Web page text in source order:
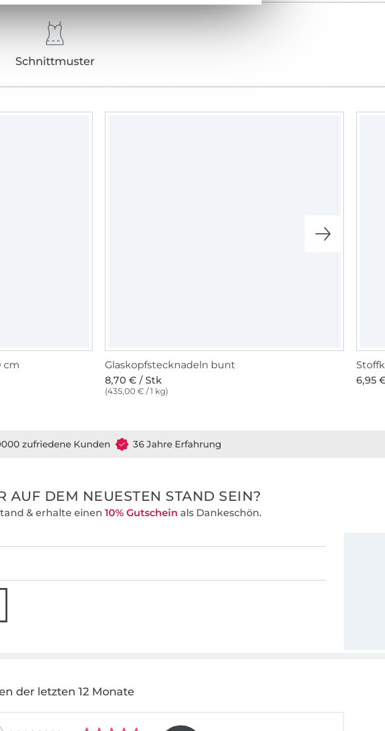
Schnittmuster
cm
Glaskopfstecknadeln bunt
8,70 € / Stk
(435,00 € / 1 kg)
6,95
zufriedene Kunden 36 Jahre Erfahrung
AUF DEM NEUESTEN STAND SEIN?
& erhalte einen 10% Gutschein als Dankeschön.
der letzten 12 Monate